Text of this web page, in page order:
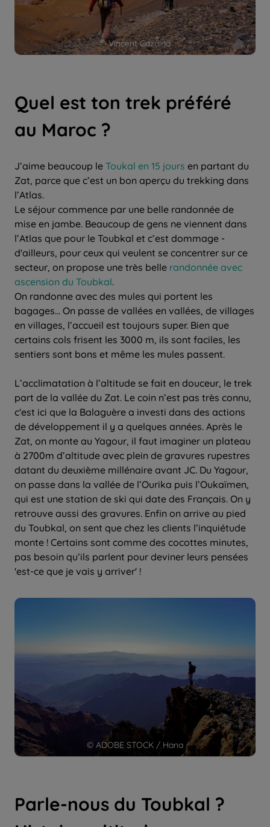
© Vincent Cazalaa
© ADOBE STOCK / Hana
Quel est ton trek préféré
au Maroc ?
J’aime beaucoup le Toukal en 15 jours en partant du
Zat, parce que c’est un bon aperçu du trekking dans
l’Atlas.
Le séjour commence par une belle randonnée de
mise en jambe. Beaucoup de gens ne viennent dans
l’Atlas que pour le Toubkal et c’est dommage -
d'ailleurs, pour ceux qui veulent se concentrer sur ce
secteur, on propose une très belle randonnée avec
ascension du Toubkal.
On randonne avec des mules qui portent les
bagages... On passe de vallées en vallées, de villages
en villages, l’accueil est toujours super. Bien que
certains cols frisent les 3000 m, ils sont faciles, les
sentiers sont bons et même les mules passent.
L’acclimatation à l’altitude se fait en douceur, le trek
part de la vallée du Zat. Le coin n’est pas très connu,
c'est ici que la Balaguère a investi dans des actions
de développement il y a quelques années. Après le
Zat, on monte au Yagour, il faut imaginer un plateau
à 2700m d’altitude avec plein de gravures rupestres
datant du deuxième millénaire avant JC. Du Yagour,
on passe dans la vallée de l’Ourika puis l’Oukaïmen,
qui est une station de ski qui date des Français. On y
retrouve aussi des gravures. Enfin on arrive au pied
du Toubkal, on sent que chez les clients l’inquiétude
monte ! Certains sont comme des cocottes minutes,
pas besoin qu’ils parlent pour deviner leurs pensées
'est-ce que je vais y arriver' !
Parle-nous du Toubkal ?